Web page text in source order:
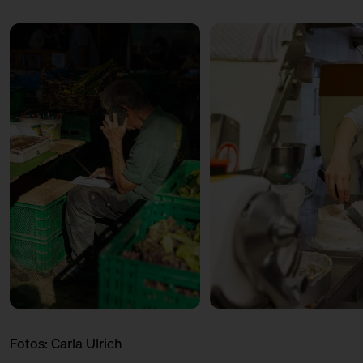
mit Alfredo Sironi
12:00 – 12:30
Produktionsbesuch: Von
Zitronenwolken und Rugelach II
mit Anne
Goldmond Bakery
12:00 – 13:00
Marktbummel: Marktmeister
mit Roman Dashuber
Infopoint Ticket Kostenlos
12:00 – 13:00
Marktplausch: Ein Nachbar
berichtet I
mit Christoph Albrecht
Infopoint Ticket
Königsberger Klopse I
mit Dinah Hoffmann
Fotos: Carla Ulrich